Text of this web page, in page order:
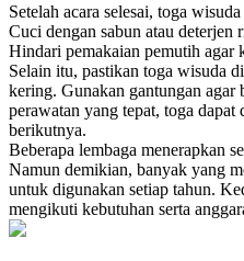
Setelah acara selesai, toga
Cuci dengan sabun atau deterjen
Hindari pemakaian pemutih agar
Selain itu, pastikan toga wisuda
kering. Gunakan gantungan agar
perawatan yang tepat, toga
berikutnya.
Beberapa lembaga menerapkan
Namun demikian, banyak yang
untuk digunakan setiap tahun.
mengikuti kebutuhan serta